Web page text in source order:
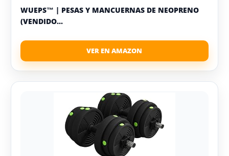
WUEPS™ | PESAS Y MANCUERNAS DE NEOPRENO
(VENDIDO...